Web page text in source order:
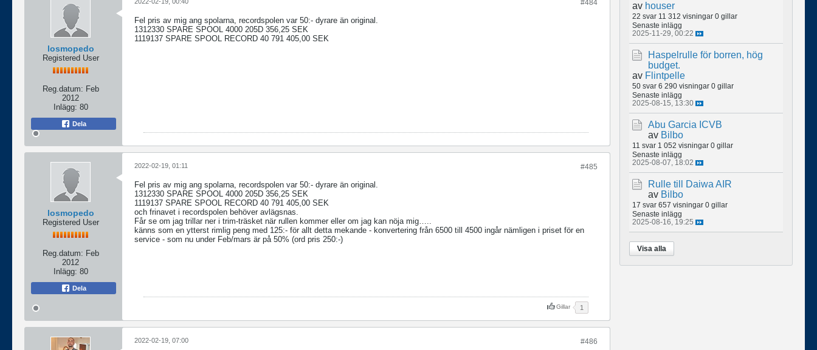
losmopedo
Registered User
Reg.datum: Feb
2012
Inlägg: 80
Dela
#484
Fel pris av mig ang spolarna, recordspolen var 50:- dyrare än original.
1312330 SPARE SPOOL 4000 205D 356,25 SEK
1119137 SPARE SPOOL RECORD 40 791 405,00 SEK
losmopedo
Registered User
Reg.datum: Feb
2012
Inlägg: 80
Dela
#485
2022-02-19, 01:11
Fel pris av mig ang spolarna, recordspolen var 50:- dyrare än original.
1312330 SPARE SPOOL 4000 205D 356,25 SEK
1119137 SPARE SPOOL RECORD 40 791 405,00 SEK
och frinavet i recordspolen behöver avlägsnas.
Får se om jag trillar ner i trim-träsket när rullen kommer eller om jag kan nöja mig…..
känns som en ytterst rimlig peng med 125:- för allt detta mekande - konvertering från 6500 till 4500 ingår nämligen i priset för en
service - som nu under Feb/mars är på 50% (ord pris 250:-)
Gillar 1
#486
2022-02-19, 07:00
av houser
22 svar 11 312 visningar 0 gillar
Senaste inlägg
2025-11-29, 00:22
Haspelrulle för borren, hög
budget.
av Flintpelle
50 svar 6 290 visningar 0 gillar
Senaste inlägg
2025-08-15, 13:30
Abu Garcia ICVB
av Bilbo
11 svar 1 052 visningar 0 gillar
Senaste inlägg
2025-08-07, 18:02
Rulle till Daiwa AIR
av Bilbo
17 svar 657 visningar 0 gillar
Senaste inlägg
2025-08-16, 19:25
Visa alla